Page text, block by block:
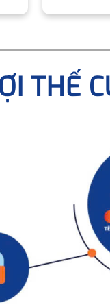
THẾ